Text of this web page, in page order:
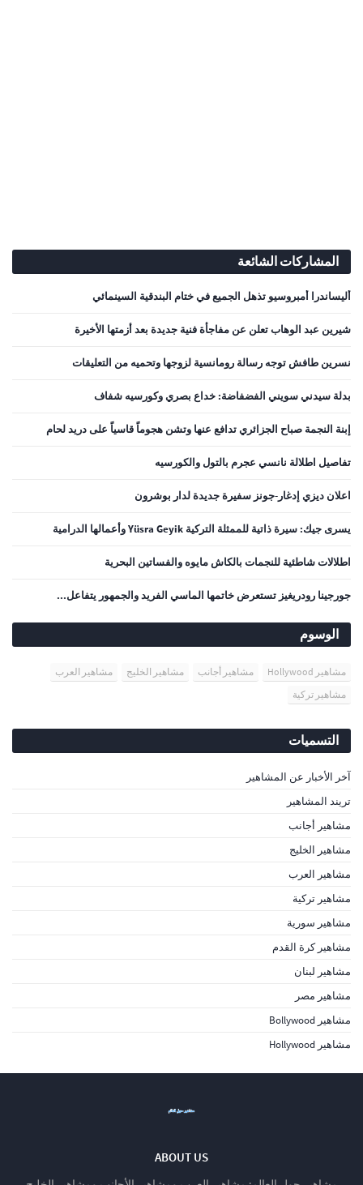
المشاركات الشائعة
أليساندرا أمبروسيو تذهل الجميع في ختام البندقية السينمائي
شيرين عبد الوهاب تعلن عن مفاجأة فنية جديدة بعد أزمتها الأخيرة
نسرين طافش توجه رسالة رومانسية لزوجها وتحميه من التعليقات
بدلة سيدني سويني الفضفاضة: خداع بصري وكورسيه شفاف
إبنة النجمة صباح الجزائري تدافع عنها وتشن هجوماً قاسياً على دريد لحام
تفاصيل اطلالة نانسي عجرم بالتول والكورسيه
اعلان ديزي إدغار-جونز سفيرة جديدة لدار بوشرون
يسرى جيك: سيرة ذاتية للممثلة التركية Yüsra Geyik وأعمالها الدرامية
اطلالات شاطئية للنجمات بالكاش مايوه والفساتين البحرية
جورجينا رودريغيز تستعرض خاتمها الماسي الفريد والجمهور يتفاعل...
الوسوم
مشاهير Hollywood مشاهير أجانب مشاهير الخليج
مشاهير العرب
مشاهير تركية
التسميات
آخر الأخبار عن المشاهير
تريند المشاهير
مشاهير أجانب
مشاهير الخليج
مشاهير العرب
مشاهير تركية
مشاهير سورية
مشاهير كرة القدم
مشاهير لبنان
مشاهير مصر
مشاهير Bollywood
مشاهير Hollywood
ABOUT US